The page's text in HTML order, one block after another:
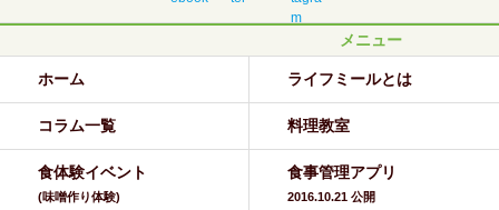
メニュー
ホーム ライフミールとは
コラム一覧 料理教室
食体験イベント
(味噌作り体験)
食事管理アプリ
2016.10.21 公開